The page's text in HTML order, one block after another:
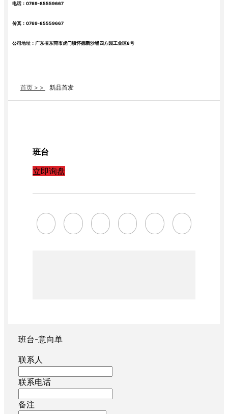
电话：0769-85559667
传真：0769-85559667
公司地址：广东省东莞市虎门镇怀德新沙埔四方园工业区8号
首页 > > 新品首发
班台
立即询盘
班台-意向单
联系人
联系电话
备注